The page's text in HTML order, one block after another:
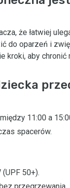
że łatwiej
do oparzeń i
kroki, aby chronić
11:00 a
spacerów.
50+).